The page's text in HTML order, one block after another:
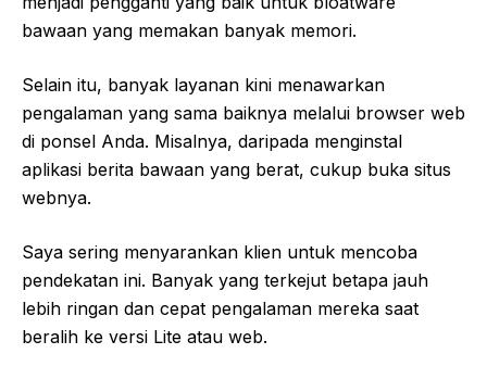
bawaan yang memakan banyak memori.
Selain itu, banyak layanan kini menawarkan
pengalaman yang sama baiknya melalui browser web
di ponsel Anda. Misalnya, daripada menginstal
aplikasi berita bawaan yang berat, cukup buka situs
webnya.
Saya sering menyarankan klien untuk mencoba
pendekatan ini. Banyak yang terkejut betapa jauh
lebih ringan dan cepat pengalaman mereka saat
beralih ke versi Lite atau web.